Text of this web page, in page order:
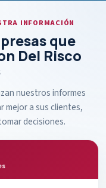
INFORMACIÓN
que
Del Risco
nuestros informes
mejor a sus clientes,
decisiones.